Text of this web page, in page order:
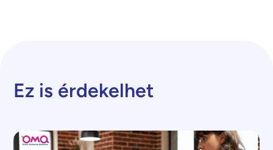
Ez is érdekelhet